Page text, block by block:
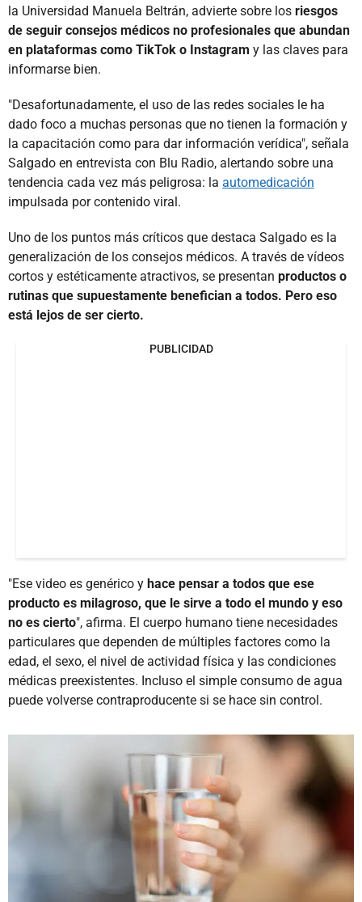
la Universidad Manuela Beltrán, advierte sobre los riesgos
de seguir consejos médicos no profesionales que abundan
en plataformas como TikTok o Instagram y las claves para
informarse bien.
"Desafortunadamente, el uso de las redes sociales le ha
dado foco a muchas personas que no tienen la formación y
la capacitación como para dar información verídica", señala
Salgado en entrevista con Blu Radio, alertando sobre una
tendencia cada vez más peligrosa: la automedicación
impulsada por contenido viral.
Uno de los puntos más críticos que destaca Salgado es la
generalización de los consejos médicos. A través de vídeos
cortos y estéticamente atractivos, se presentan productos o
rutinas que supuestamente benefician a todos. Pero eso
está lejos de ser cierto.
PUBLICIDAD
"Ese video es genérico y hace pensar a todos que ese
producto es milagroso, que le sirve a todo el mundo y eso
no es cierto", afirma. El cuerpo humano tiene necesidades
particulares que dependen de múltiples factores como la
edad, el sexo, el nivel de actividad física y las condiciones
médicas preexistentes. Incluso el simple consumo de agua
puede volverse contraproducente si se hace sin control.